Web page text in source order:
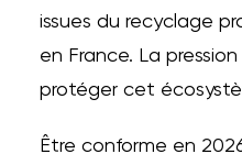
issues du recyclage
en France. La
protéger cet
Être conforme en